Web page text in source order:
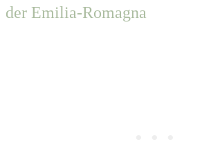
der Emilia-Romagna